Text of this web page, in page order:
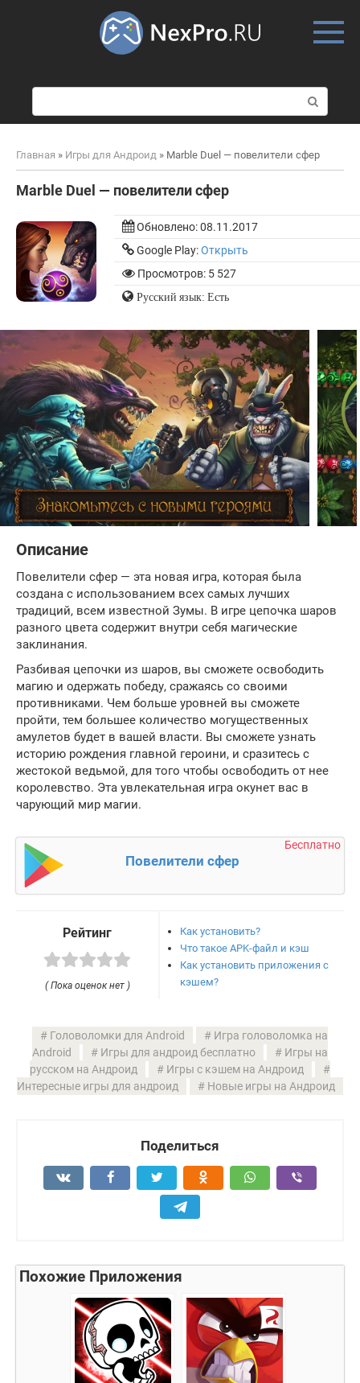
о
и
к
Главная » Игры для Андроид » Marble Duel — повелители сфер
Marble Duel — повелители сфер
Обновлено:08.11.2017
Google Play:Открыть
Просмотров: 5 527
Русский язык: Есть
Описание
Повелители сфер — эта новая игра, которая была
создана с использованием всех самых лучших
традиций, всем известной Зумы. В игре цепочка шаров
разного цвета содержит внутри себя магические
заклинания.
Разбивая цепочки из шаров, вы сможете освободить
магию и одержать победу, сражаясь со своими
противниками. Чем больше уровней вы сможете
пройти, тем большее количество могущественных
амулетов будет в вашей власти. Вы сможете узнать
историю рождения главной героини, и сразитесь с
жестокой ведьмой, для того чтобы освободить от нее
королевство. Эта увлекательная игра окунет вас в
чарующий мир магии.
Бесплатно
Повелители сфер
Рейтинг
( Пока оценок нет )
Как установить?
Что такое APK-файл и кэш
Как установить приложения с
кэшем?
Головоломки для Android
Игра головоломка на
Android
Игры для андроид бесплатно
Игры на
русском на Андроид
Игры с кэшем на Андроид
Интересные игры для андроид
Новые игры на Андроид
Поделиться
Похожие Приложения